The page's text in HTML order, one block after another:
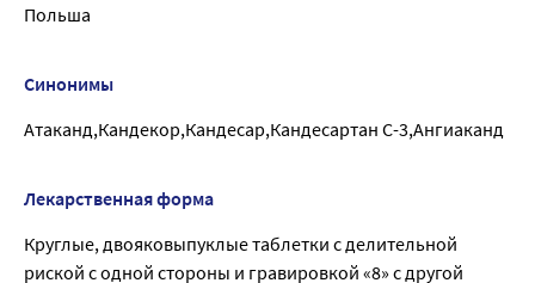
Польша
Синонимы
Атаканд,Кандекор,Кандесар,Кандесартан С-3,Ангиаканд
Лекарственная форма
Круглые, двояковыпуклые таблетки с делительной
риской с одной стороны и гравировкой «8» с другой